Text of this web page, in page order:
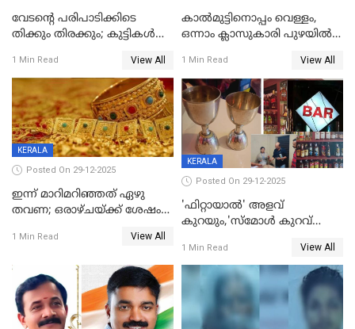
വേടന്റെ പരിപാടിക്കിടെ
തിക്കും തിരക്കും; കുട്ടികള്‍
പരിക്ക്; പാളം മറികടന്ന
യുവാവ് ട്രെയിന്‍ തട്ടി മരിച്ചു
1 Min Read View All
കാൽമുട്ടിനൊപ്പം വെള്ളം,
ഒന്നാം ക്ലാസുകാരി പുഴയിൽ
കുട്ടികൾക്കൊപ്പം
കളിക്കുന്നതിനിടെ
1 Min Read View All
KERALA
Posted On 29-12-2025
ഇന്ന് മാറിമറിഞ്ഞത് ഏഴു
തവണ; ഒരാഴ്ചയ്ക്ക് ശേഷം
1 Min Read View All
KERALA
Posted On 29-12-2025
'ഫിറ്റായാൽ' അളവ്
കുറയും,'സ്‌മോൾ കുറവ്
പിഴ
1 Min Read View All